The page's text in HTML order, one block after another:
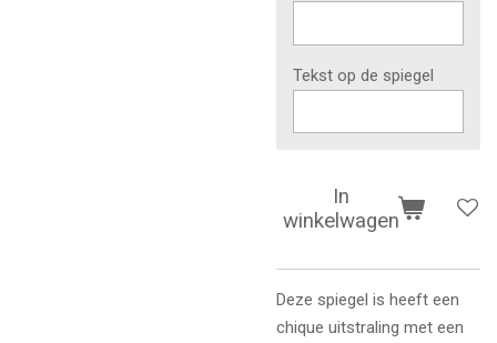
Tekst op de spiegel
In
winkelwagen
Deze spiegel is heeft een
chique uitstraling met een